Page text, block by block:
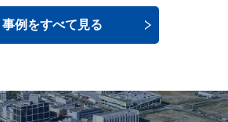
事例をすべて見る